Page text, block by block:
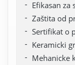
Efikasan za
Zaštita od
Sertifikat o
Keramicki
Mehanicke